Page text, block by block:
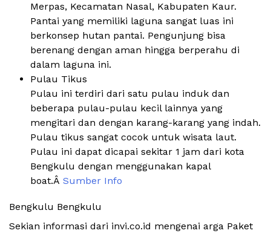
Merpas, Kecamatan Nasal, Kabupaten Kaur.
Pantai yang memiliki laguna sangat luas ini
berkonsep hutan pantai. Pengunjung bisa
berenang dengan aman hingga berperahu di
dalam laguna ini.
Pulau Tikus
Pulau ini terdiri dari satu pulau induk dan
beberapa pulau-pulau kecil lainnya yang
mengitari dan dengan karang-karang yang indah.
Pulau tikus sangat cocok untuk wisata laut.
Pulau ini dapat dicapai sekitar 1 jam dari kota
Bengkulu dengan menggunakan kapal
boat.Â Sumber Info
Bengkulu Bengkulu
Sekian informasi dari invi.co.id mengenai arga Paket